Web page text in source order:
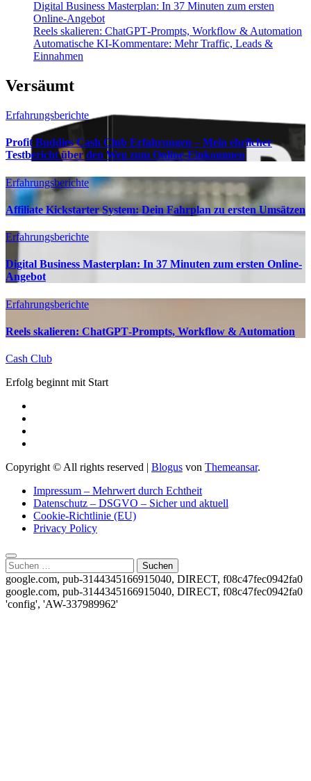
Digital Business Masterplan: In 37 Minuten zum ersten
Online-Angebot
Reels skalieren: ChatGPT‑Prompts, Workflow & Automation
Automatische KI‑Kommentare: Mehr Traffic, Leads &
Einnahmen
Versäumt
Erfahrungsberichte
Profit Buddies Cash Club Erfahrungen – Mein ehrlicher
Testbericht über den Weg zum Online-Einkommen
Erfahrungsberichte
Affiliate Kickstarter System: Dein Fahrplan zu ersten Umsätzen
Erfahrungsberichte
Digital Business Masterplan: In 37 Minuten zum ersten Online-
Angebot
Erfahrungsberichte
Reels skalieren: ChatGPT‑Prompts, Workflow & Automation
Cash Club
Erfolg beginnt mit Start
Copyright © All rights reserved | Blogus von Themeansar.
Impressum – Mehrwert durch Echtheit
Datenschutz – DSGVO – Sicher und aktuell
Cookie-Richtlinie (EU)
Privacy Policy
Suchen
nach:
google.com, pub-3144345166915040, DIRECT, f08c47fec0942fa0
google.com, pub-3144345166915040, DIRECT, f08c47fec0942fa0
'config', 'AW-337989962'